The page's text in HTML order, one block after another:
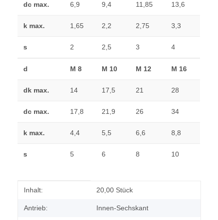
dc max. 6,9 9,4 11,85 13,6
k max. 1,65 2,2 2,75 3,3
s 2 2,5 3 4
d M 8 M 10 M 12 M 16
dk max. 14 17,5 21 28
dc max. 17,8 21,9 26 34
k max. 4,4 5,5 6,6 8,8
s 5 6 8 10
Produkteigenschaft
Wert
Inhalt: 20,00 Stück
Antrieb: Innen-Sechskant